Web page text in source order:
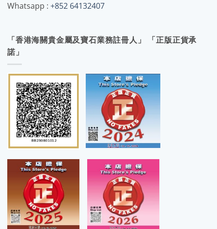
Whatsapp : +852 64132407
「香港海關貴金屬及寶石業務註冊人」 「正版正貨承
諾」